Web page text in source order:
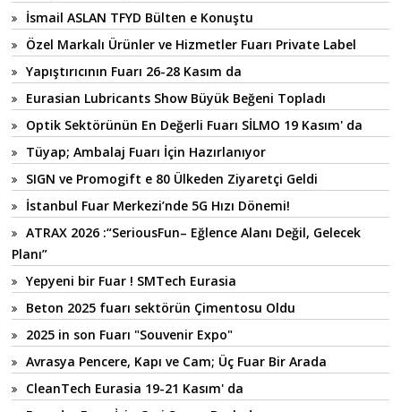
İsmail ASLAN TFYD Bülten e Konuştu
Özel Markalı Ürünler ve Hizmetler Fuarı Private Label
Yapıştırıcının Fuarı 26-28 Kasım da
Eurasian Lubricants Show Büyük Beğeni Topladı
Optik Sektörünün En Değerli Fuarı SİLMO 19 Kasım' da
Tüyap; Ambalaj Fuarı İçin Hazırlanıyor
SIGN ve Promogift e 80 Ülkeden Ziyaretçi Geldi
İstanbul Fuar Merkezi’nde 5G Hızı Dönemi!
ATRAX 2026 :“SeriousFun– Eğlence Alanı Değil, Gelecek
Planı”
Yepyeni bir Fuar ! SMTech Eurasia
Beton 2025 fuarı sektörün Çimentosu Oldu
2025 in son Fuarı "Souvenir Expo"
Avrasya Pencere, Kapı ve Cam; Üç Fuar Bir Arada
CleanTech Eurasia 19-21 Kasım' da